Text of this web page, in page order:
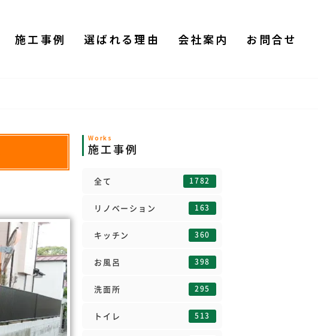
施工事例 選ばれる理由 会社案内 お問合せ
Works
施工事例
全て 1782
リノベーション 163
キッチン 360
お風呂 398
洗面所 295
トイレ 513